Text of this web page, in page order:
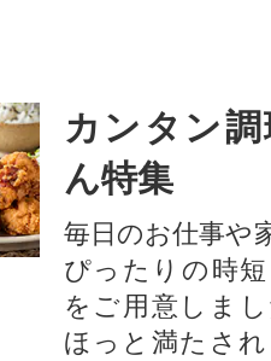
カンタン
ん特集
毎日のお仕事や
ぴったりの時
をご用意しま
ほっと満たさ